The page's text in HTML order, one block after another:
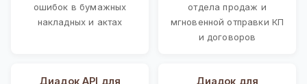
ошибок в бумажных
накладных и актах
отдела продаж и
мгновенной отправки КП
и договоров
Диадок API для
Диадок для